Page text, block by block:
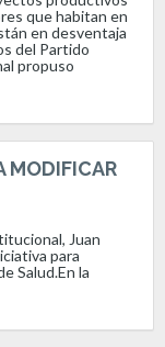
que habitan en
en desventaja
del Partido
propuso
MODIFICAR
Juan
para
Salud.En la